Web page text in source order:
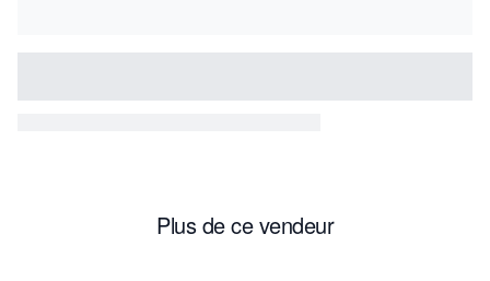
Plus de ce vendeur